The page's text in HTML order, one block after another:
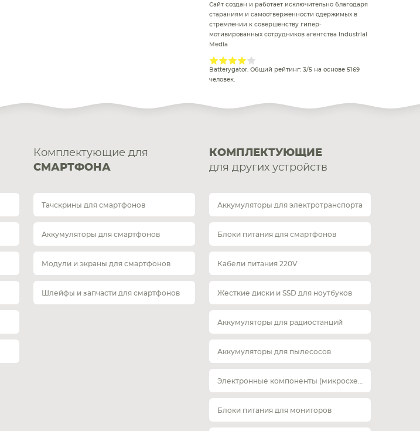
Сайт создан и работает исключительно благодаря
стараниям и самоотверженности одержимых в
стремлении к совершенству гипер-
мотивированных сотрудников агентства Industrial
Media
Batterygator. Общий рейтинг: 3/5 на основе 5169
человек.
Комплектующие для
СМАРТФОНА
Тачскрины для смартфонов
Аккумуляторы для смартфонов
Модули и экраны для смартфонов
Шлейфы и запчасти для смартфонов
КОМПЛЕКТУЮЩИЕ
для других устройств
Аккумуляторы для электротранспорта
Блоки питания для смартфонов
Кабели питания 220V
Жесткие диски и SSD для ноутбуков
Аккумуляторы для радиостанций
Аккумуляторы для пылесосов
Блоки питания для мониторов